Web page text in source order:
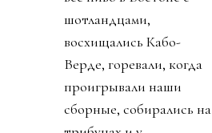
шотландцами,
восхищались Кабо-
Верде, горевали, когда
проигрывали наши
сборные, собирались на